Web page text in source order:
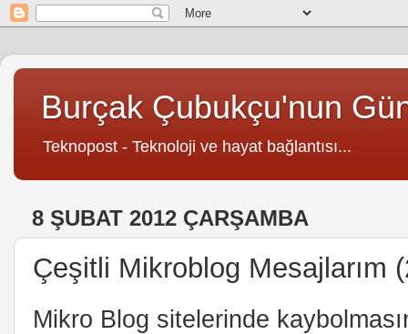
Burçak Çubukçu'nun
Teknopost - Teknoloji ve hayat bağlantısı...
8 ŞUBAT 2012 ÇARŞAMBA
Çeşitli Mikroblog Mesajlarım
Mikro Blog sitelerinde